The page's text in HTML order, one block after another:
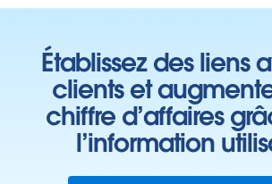
Établissez des liens
clients et
chiffre d’affaires
l’information